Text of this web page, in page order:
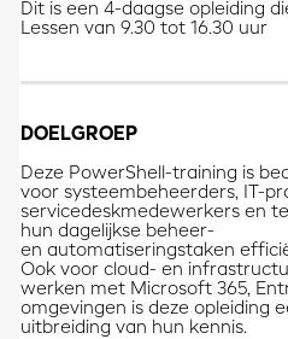
Dit is een 4-daagse opleiding
Lessen van 9.30 tot 16.30 uur
DOELGROEP
Deze PowerShell-training is
voor systeembeheerders, IT-
servicedeskmedewerkers en
hun dagelijkse beheer-
en automatiseringstaken
Ook voor cloud- en
werken met Microsoft 365,
omgevingen is deze opleiding
uitbreiding van hun kennis.